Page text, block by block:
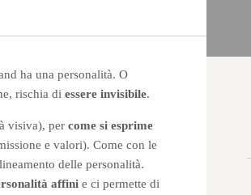
ha una personalità. O
rischia di essere invisibile.
visiva), per come si esprime
e valori). Come con le
delle personalità.
affini e ci permette di